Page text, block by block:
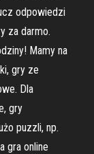
odpowiedzi
za darmo.
Mamy na
gry ze
Dla
gry
puzzli, np.
gra online